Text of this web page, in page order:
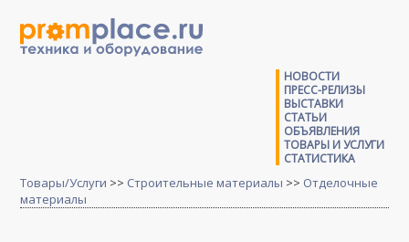
НОВОСТИ
ПРЕСС-РЕЛИЗЫ
ВЫСТАВКИ
СТАТЬИ
ОБЪЯВЛЕНИЯ
ТОВАРЫ И УСЛУГИ
СТАТИСТИКА
Товары/Услуги >> Строительные материалы >> Отделочные
материалы